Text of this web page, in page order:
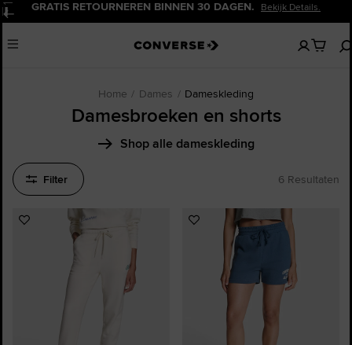
PauzerenGRATIS RETOURNEREN BINNEN 30 DAGEN. Bekijk Details.
Menu
Geen
artikelen
Home Dames Dameskleding
Damesbroeken en shorts
Shop alle dameskleding
Filter 6 Resultaten
Voeg
favorieten
Voeg
favorieten